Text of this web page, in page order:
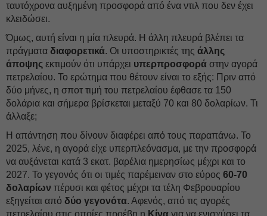
ταυτόχρονα αυξημένη προσφορά από ένα ντιλ που δεν έχει
κλειδώσει.
Όμως, αυτή είναι η μία πλευρά. Η άλλη πλευρά βλέπει τα
πράγματα διαφορετικά. Οι υποστηρικτές της άλλης
άποψης εκτιμούν ότι υπάρχει υπερπροσφορά στην αγορά
πετρελαίου. Το ερώτημα που θέτουν είναι το εξής: Πριν από
δύο μήνες, η σποτ τιμή του πετρελαίου έφθασε τα 150
δολάρια και σήμερα βρίσκεται μεταξύ 70 και 80 δολαρίων. Τι
άλλαξε;
Η απάντηση που δίνουν διαφέρει από τους παραπάνω. Το
2025, λένε, η αγορά είχε υπερπλεόνασμα, με την προσφορά
να αυξάνεται κατά 3 εκατ. βαρέλια ημερησίως μέχρι και το
2027. Το γεγονός ότι οι τιμές παρέμειναν στο εύρος 60-70
δολαρίων πέρυσι και φέτος μέχρι τα τέλη Φεβρουαρίου
εξηγείται από δύο γεγονότα. Αφενός, από τις αγορές
πετρελαίου στις οποίες προέβη η Κίνα για να ενισχύσει τα